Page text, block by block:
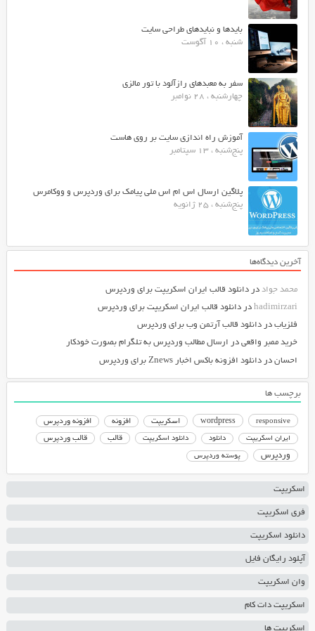
بایدها و نبایدهای طراحی سایت
شنبه ، 10 آگوست
سفر به معبدهای رازآلود با تور مالزی
چهارشنبه ، 28 نوامبر
آموزش راه اندازی سایت بر روی هاست
پنج‌شنبه ، 13 سپتامبر
پلاگین ارسال اس ام اس ملی پیامک برای وردپرس و ووکامرس
پنج‌شنبه ، 25 ژانویه
آخرین دیدگاه‌ها
محمد جواددر دانلود قالب ایران اسکریپت برای وردپرس
hadimirzariدر دانلود قالب ایران اسکریپت برای وردپرس
فلزیابدر دانلود قالب آرتمن وب برای وردپرس
خرید ممبر واقعیدر ارسال مطالب وردپرس به تلگرام بصورت خودکار
احساندر دانلود افزونه باکس اخبار Znews برای وردپرس
برچسب ها
responsive
wordpress اسکریپت افزونه افزونه وردپرس
ایران اسکریپت دانلود دانلود اسکریپت قالب قالب وردپرس
وردپرس پوسته وردپرس
اسکریپت
فری اسکریپت
دانلود اسکریپت
آپلود رایگان فایل
وان اسکریپت
اسکریپت دات کام
اسکریپت ها